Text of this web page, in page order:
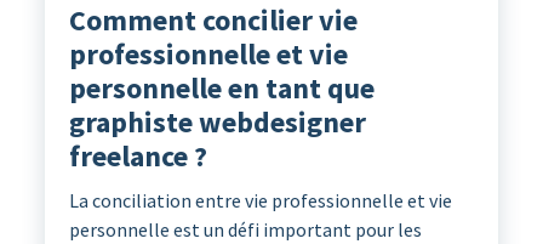
Comment concilier vie
professionnelle et vie
personnelle en tant que
graphiste webdesigner
freelance ?
La conciliation entre vie professionnelle et vie
personnelle est un défi important pour les